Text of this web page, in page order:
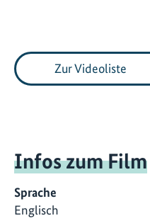
Zur Videoliste
Infos zum Film
Sprache
Englisch